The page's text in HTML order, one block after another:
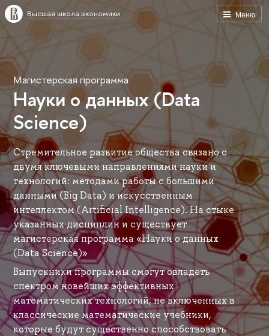
Меню
Высшая школа экономики
Магистерская программа
Науки о данных (Data
Science)
Стремительное развитие общества связано с
двумя ключевыми направлениями науки и
технологий: методами работы с большими
данными (Big Data) и искусственным
интеллектом (Artificial Intelligence). На стыке
указанных дисциплин и существует
магистерская программа «Науки о данных
(Data Science)»
Выпускники программы смогут овладеть
спектром новейших эффективных
математических технологий, не включенных в
классические математические учебники,
которые будут существенно способствовать